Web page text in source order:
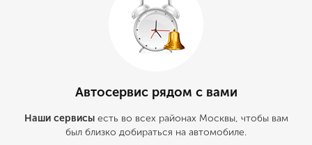
Автосервис рядом с вами
Наши сервисы есть во всех районах Москвы, чтобы вам
был близко добираться на автомобиле.